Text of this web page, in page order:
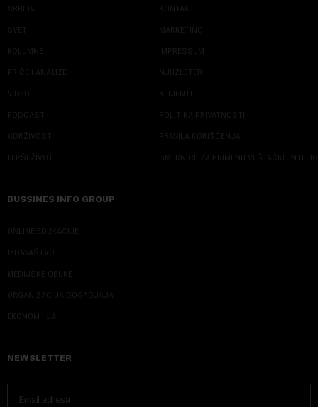
SRBIJA
SVET
KOLUMNE
PRIČE I ANALIZE
VIDEO
PODCAST
ODRŽIVOST
LEPŠI ŽIVOT
KONTAKT
MARKETING
IMPRESSUM
NJUZLETER
KLIJENTI
POLITIKA PRIVATNOSTI
PRAVILA KORIŠĆENJA
SMERNICE ZA PRIMENU VEŠTAČKE
BUSSINES INFO GROUP
ONLINE EDUKACIJE
IZDAVAŠTVO
MEDIJSKE OBUKE
ORGANIZACIJA DOGADJAJA
EKONOM I JA
NEWSLETTER